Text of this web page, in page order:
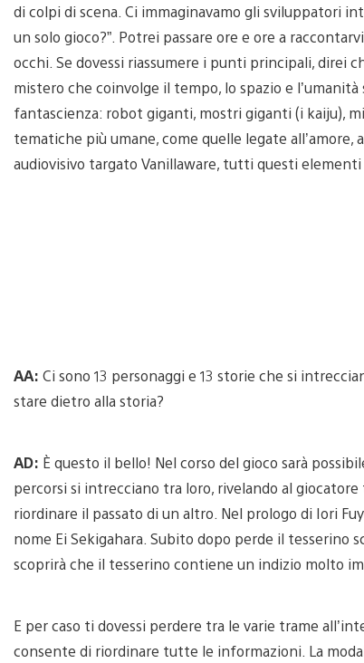
di colpi di scena. Ci immaginavamo gli sviluppatori
un solo gioco?”. Potrei passare ore e ore a
occhi. Se dovessi riassumere i punti principali, direi
mistero che coinvolge il tempo, lo spazio e
fantascienza: robot giganti, mostri giganti (i kaiju),
tematiche più umane, come quelle legate all’amore,
audiovisivo targato Vanillaware, tutti questi
AA: Ci sono 13 personaggi e 13 storie che si
stare dietro alla storia?
AD: È questo il bello! Nel corso del gioco sarà
percorsi si intrecciano tra loro, rivelando al
riordinare il passato di un altro. Nel prologo di Iori
nome Ei Sekigahara. Subito dopo perde il tesserino
scoprirà che il tesserino contiene un indizio molto
E per caso ti dovessi perdere tra le varie trame
consente di riordinare tutte le informazioni. La